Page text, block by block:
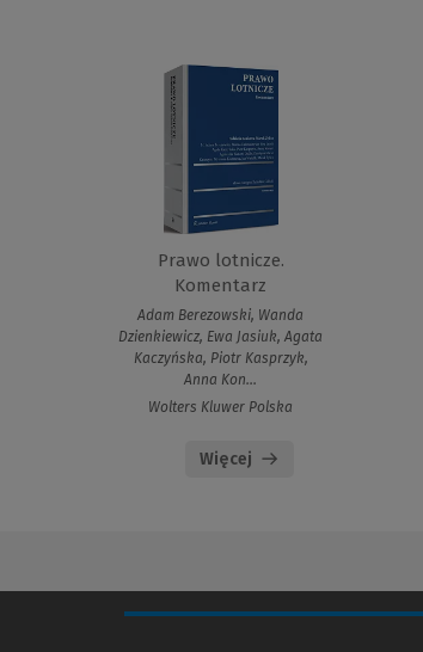
Prawo lotnicze.
Komentarz
Adam Berezowski, Wanda
Dzienkiewicz, Ewa Jasiuk, Agata
Kaczyńska, Piotr Kasprzyk,
Anna Kon...
Wolters Kluwer Polska
Więcej